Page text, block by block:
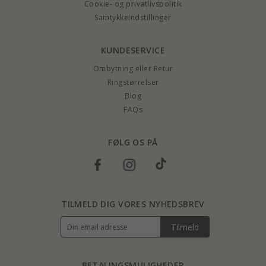
Cookie- og privatlivspolitik
Samtykkeindstillinger
KUNDESERVICE
Ombytning eller Retur
Ringstørrelser
Blog
FAQs
FØLG OS PÅ
TILMELD DIG VORES NYHEDSBREV
Tilmeld